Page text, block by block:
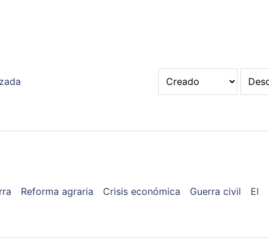
Reforma agraria Crisis económica Guerra civil
El